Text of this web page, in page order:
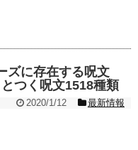
ズに存在する呪文
つく呪文1518種類
2020/1/12 最新情報